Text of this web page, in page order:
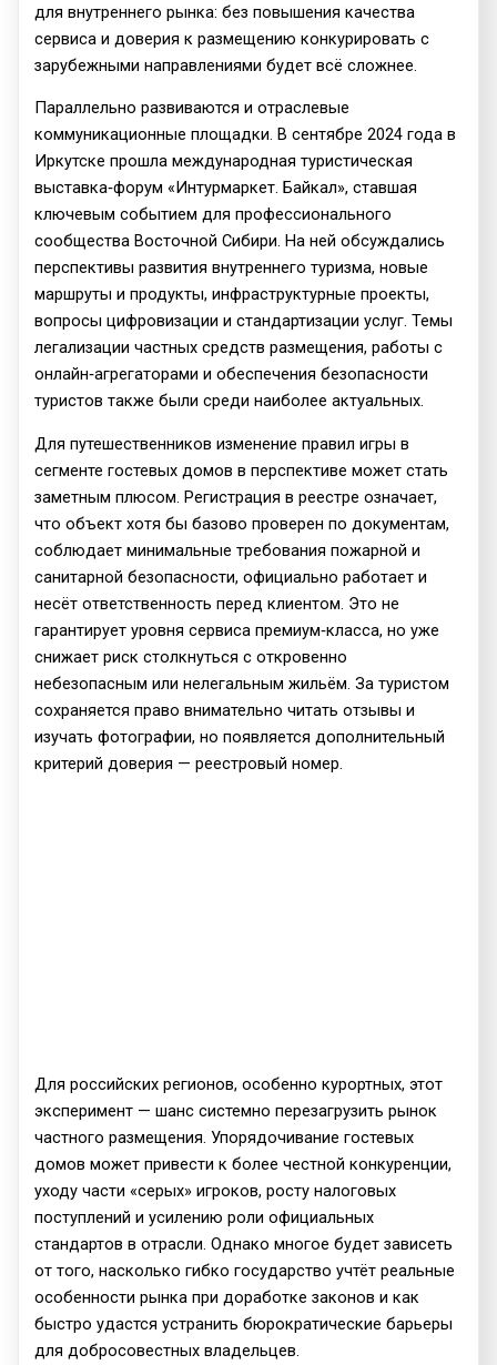
для внутреннего рынка: без повышения качества
сервиса и доверия к размещению конкурировать с
зарубежными направлениями будет всё сложнее.
Параллельно развиваются и отраслевые
коммуникационные площадки. В сентябре 2024 года в
Иркутске прошла международная туристическая
выставка‑форум «Интурмаркет. Байкал», ставшая
ключевым событием для профессионального
сообщества Восточной Сибири. На ней обсуждались
перспективы развития внутреннего туризма, новые
маршруты и продукты, инфраструктурные проекты,
вопросы цифровизации и стандартизации услуг. Темы
легализации частных средств размещения, работы с
онлайн‑агрегаторами и обеспечения безопасности
туристов также были среди наиболее актуальных.
Для путешественников изменение правил игры в
сегменте гостевых домов в перспективе может стать
заметным плюсом. Регистрация в реестре означает,
что объект хотя бы базово проверен по документам,
соблюдает минимальные требования пожарной и
санитарной безопасности, официально работает и
несёт ответственность перед клиентом. Это не
гарантирует уровня сервиса премиум‑класса, но уже
снижает риск столкнуться с откровенно
небезопасным или нелегальным жильём. За туристом
сохраняется право внимательно читать отзывы и
изучать фотографии, но появляется дополнительный
критерий доверия — реестровый номер.
Для российских регионов, особенно курортных, этот
эксперимент — шанс системно перезагрузить рынок
частного размещения. Упорядочивание гостевых
домов может привести к более честной конкуренции,
уходу части «серых» игроков, росту налоговых
поступлений и усилению роли официальных
стандартов в отрасли. Однако многое будет зависеть
от того, насколько гибко государство учтёт реальные
особенности рынка при доработке законов и как
быстро удастся устранить бюрократические барьеры
для добросовестных владельцев.